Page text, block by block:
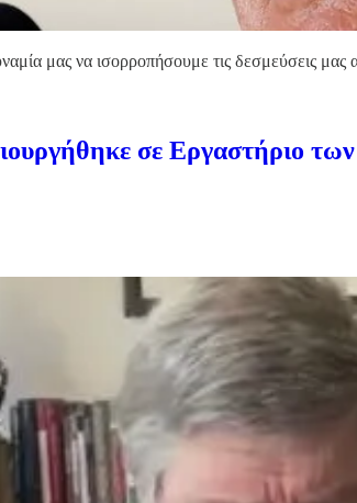
μας να ισορροπήσουμε τις δεσμεύσεις μας
σε Εργαστήριο